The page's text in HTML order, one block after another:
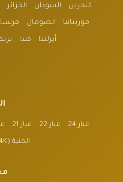
البحرين السودان الجزائر
موريتانيا الصومال فرنسا
أيرلندا كندا
عيار 24 عيار 22 عيار 21
الجنية (24K)